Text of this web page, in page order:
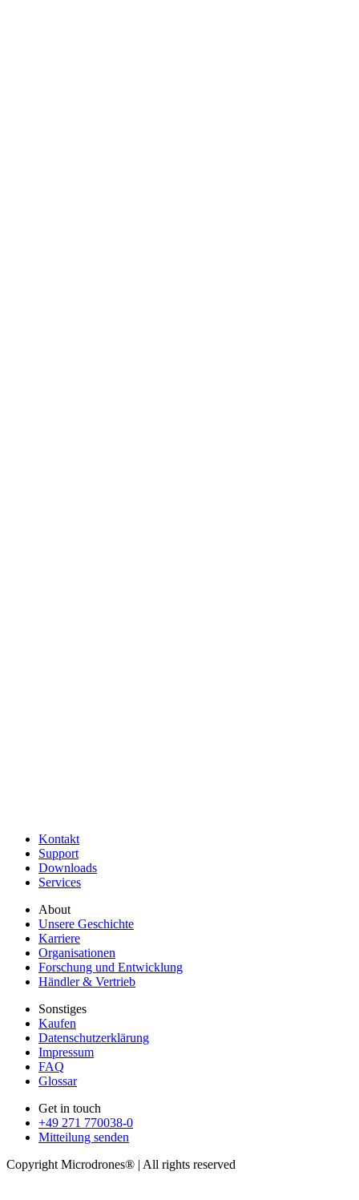
Kontakt
Support
Downloads
Services
About
Unsere Geschichte
Karriere
Organisationen
Forschung und Entwicklung
Händler & Vertrieb
Sonstiges
Kaufen
Datenschutzerklärung
Impressum
FAQ
Glossar
Get in touch
+49 271 770038-0
Mitteilung senden
Copyright Microdrones® | All rights reserved